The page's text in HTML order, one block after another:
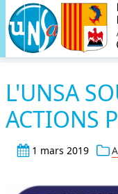
L'UNSA
ACTIONS
1 mars 2019